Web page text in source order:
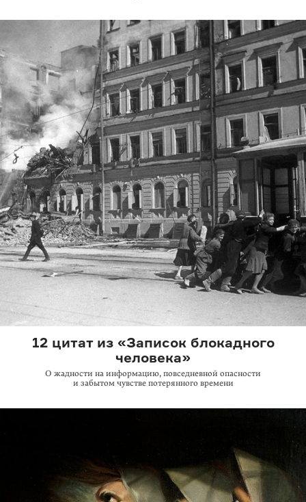
12 цитат из «Записок блокадного
человека»
О жадности на информацию, повседневной опасности
и забытом чувстве потерянного времени